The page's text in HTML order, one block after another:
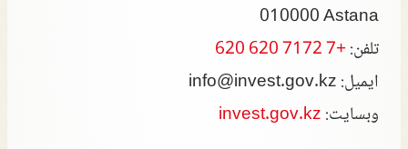
010000 Astana
تلفن:+7 7172 620 620
ایمیل:info@invest.gov.kz
وبسایت:invest.gov.kz